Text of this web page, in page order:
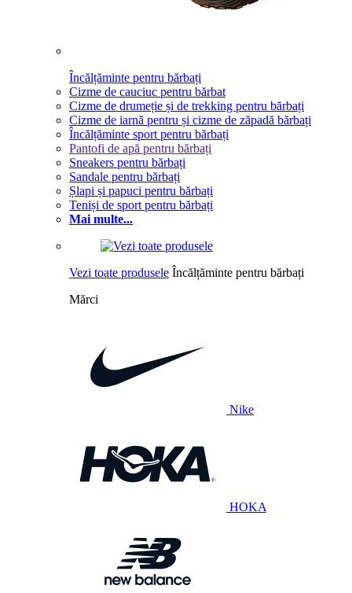
Încălțăminte pentru bărbați
Cizme de cauciuc pentru bărbat
Cizme de drumeție și de trekking pentru bărbați
Cizme de iarnă pentru și cizme de zăpadă bărbați
Încălțăminte sport pentru bărbați
Pantofi de apă pentru bărbați
Sneakers pentru bărbați
Sandale pentru bărbați
Șlapi și papuci pentru bărbați
Teniși de sport pentru bărbați
Mai multe...
Vezi toate produsele Încălțăminte pentru bărbați
Mărci
Nike
HOKA